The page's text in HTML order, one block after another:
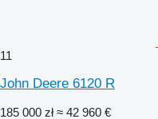
11
John Deere 6120 R
185 000 zł ≈ 42 960 €